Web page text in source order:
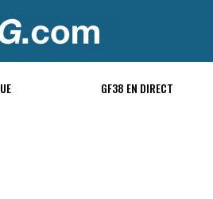
GF38 EN DIRECT